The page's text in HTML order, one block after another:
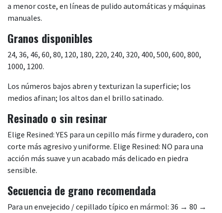
a menor coste, en líneas de pulido automáticas y máquinas
manuales.
Granos disponibles
24, 36, 46, 60, 80, 120, 180, 220, 240, 320, 400, 500, 600, 800,
1000, 1200.
Los números bajos abren y texturizan la superficie; los
medios afinan; los altos dan el brillo satinado.
Resinado o sin resinar
Elige Resined: YES para un cepillo más firme y duradero, con
corte más agresivo y uniforme. Elige Resined: NO para una
acción más suave y un acabado más delicado en piedra
sensible.
Secuencia de grano recomendada
Para un envejecido / cepillado típico en mármol: 36 → 80 →